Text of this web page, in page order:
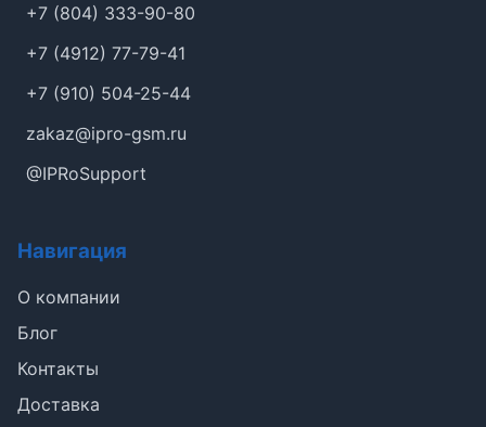
+7 (804) 333-90-80
+7 (4912) 77-79-41
+7 (910) 504-25-44
zakaz@ipro-gsm.ru
@IPRoSupport
Навигация
О компании
Блог
Контакты
Доставка